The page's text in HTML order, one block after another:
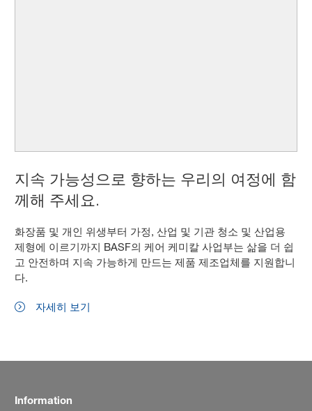
지속 가능성으로 향하는 우리의 여정에 함
께해 주세요.
화장품 및 개인 위생부터 가정, 산업 및 기관 청소 및 산업용
제형에 이르기까지 BASF의 케어 케미칼 사업부는 삶을 더 쉽
고 안전하며 지속 가능하게 만드는 제품 제조업체를 지원합니
다.
자세히 보기
Information